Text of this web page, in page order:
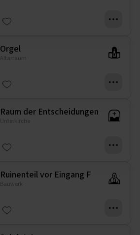
Orgel
Altarraum
Raum der Entscheidungen
Unterkirche
Ruinenteil vor Eingang F
Bauwerk